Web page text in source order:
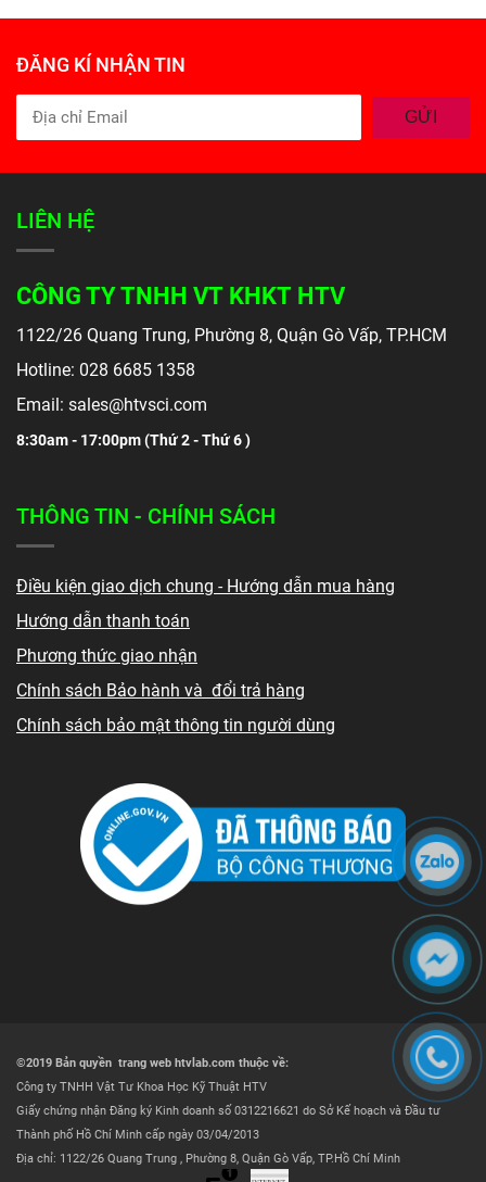
ĐĂNG KÍ NHẬN TIN
GỬI
LIÊN HỆ
CÔNG TY TNHH VT KHKT HTV
1122/26 Quang Trung, Phường 8, Quận Gò Vấp, TP.HCM
Hotline: 028 6685 1358
Email: sales@htvsci.com
8:30am - 17:00pm (Thứ 2 - Thứ 6 )
THÔNG TIN - CHÍNH SÁCH
Điều kiện giao dịch chung - Hướng dẫn mua hàng
Hướng dẫn thanh toán
Phương thức giao nhận
Chính sách Bảo hành và đổi trả hàng
Chính sách bảo mật thông tin người dùng
©2019 Bản quyền trang web htvlab.com thuộc về:
Công ty TNHH Vật Tư Khoa Học Kỹ Thuật HTV
Giấy chứng nhận Đăng ký Kinh doanh số 0312216621 do Sở Kế hoạch và Đầu tư
Thành phố Hồ Chí Minh cấp ngày 03/04/2013
Địa chỉ: 1122/26 Quang Trung , Phường 8, Quận Gò Vấp, TP.Hồ Chí Minh